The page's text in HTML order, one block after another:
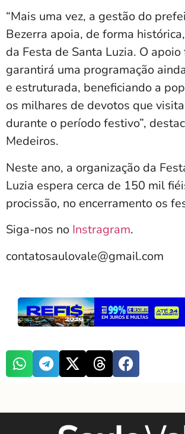
“Mais uma vez, a gestão do
Bezerra apoia, de forma
da Festa de Santa Luzia. O
garantirá uma programação
e estruturada, beneficiando a
os milhares de devotos que
durante o período festivo”,
Medeiros.
Neste ano, a organização da
Luzia espera cerca de 150 mil
procissão, no encerramento os
Siga-nos no Instragram.
contatosaulovale@gmail.com